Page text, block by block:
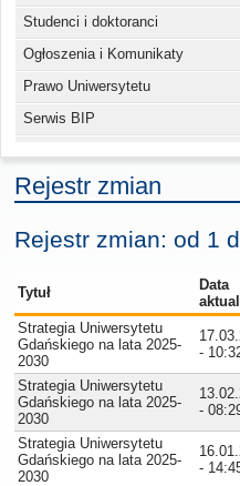
Studenci i doktoranci
Ogłoszenia i Komunikaty
Prawo Uniwersytetu
Serwis BIP
Rejestr zmian
Rejestr zmian: od 1
Tytuł
Data
Strategia Uniwersytetu
Gdańskiego na lata 2025-
2030
-
Strategia Uniwersytetu
Gdańskiego na lata 2025-
2030
-
Strategia Uniwersytetu
Gdańskiego na lata 2025-
2030
-